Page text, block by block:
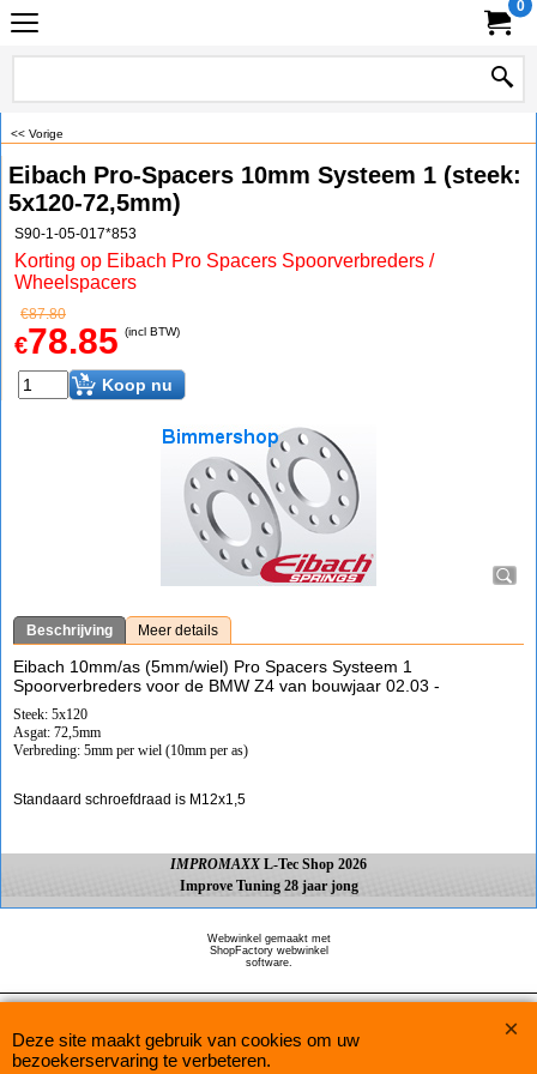
0
<< Vorige
Eibach Pro-Spacers 10mm Systeem 1 (steek:
5x120-72,5mm)
S90-1-05-017*853
Korting op Eibach Pro Spacers Spoorverbreders /
Wheelspacers
€87.80
€78.85 (incl BTW)
Koop nu
Beschrijving Meer details
Eibach 10mm/as (5mm/wiel) Pro Spacers Systeem 1
Spoorverbreders voor de BMW Z4 van bouwjaar 02.03 -
Steek: 5x120
Asgat: 72,5mm
Verbreding: 5mm per wiel (10mm per as)
Standaard schroefdraad is M12x1,5
IMPROMAXX L-Tec Shop 2026
Improve Tuning 28 jaar jong
Webwinkel gemaakt met
ShopFactory webwinkel
software.
Deze site maakt gebruik van cookies om uw
bezoekerservaring te verbeteren.